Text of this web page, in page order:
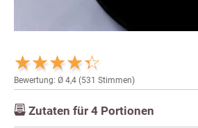
Bewertung: Ø 4,4 (531 Stimmen)
Zutaten für 4 Portionen